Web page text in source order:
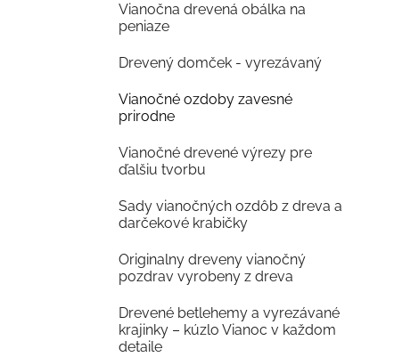
Vianočna drevená obálka na
peniaze
Drevený domček - vyrezávaný
Vianočné ozdoby zavesné
prirodne
Vianočné drevené výrezy pre
ďalšiu tvorbu
Sady vianočných ozdôb z dreva a
darčekové krabičky
Originalny dreveny vianočný
pozdrav vyrobeny z dreva
Drevené betlehemy a vyrezávané
krajinky – kúzlo Vianoc v každom
detaile